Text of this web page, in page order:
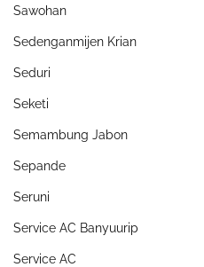
Sawohan
Sedenganmijen Krian
Seduri
Seketi
Semambung Jabon
Sepande
Seruni
Service AC Banyuurip
Service AC